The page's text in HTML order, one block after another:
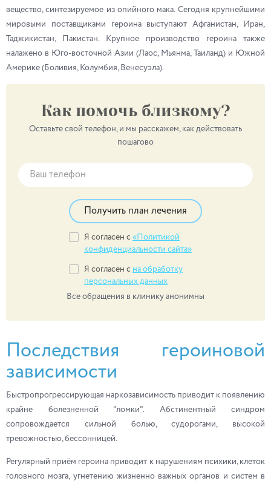
вещество, синтезируемое из опийного мака. Сегодня крупнейшими
мировыми поставщиками героина выступают Афганистан, Иран,
Таджикистан, Пакистан. Крупное производство героина также
налажено в Юго-восточной Азии (Лаос, Мьянма, Таиланд) и Южной
Америке (Боливия, Колумбия, Венесуэла).
Как помочь близкому?
Оставьте свой телефон, и мы расскажем, как действовать
пошагово
Получить план лечения
Я согласен с «Политикой
конфиденциальности сайта»
Я согласен с на обработку
персональных данных
Все обращения в клинику анонимны
Последствия героиновой
зависимости
Быстропрогрессирующая наркозависимость приводит к появлению
крайне болезненной "ломки". Абстинентный синдром
сопровождается сильной болью, судорогами, высокой
тревожностью, бессонницей.
Регулярный приём героина приводит к нарушениям психики, клеток
головного мозга, угнетению жизненно важных органов и систем в